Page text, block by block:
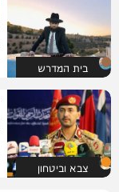
בית המדרש
צבא וביטחון